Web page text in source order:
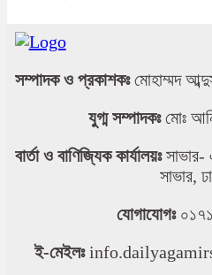
সম্পাদক ও প্রকাশকঃমোহাম্মদ
যুগ্ম সম্পাদকঃমোঃ
বার্তা ও বাণিজ্যিক কার্যালয়ঃ
সাভার,
যোগাযোগঃ
ই-মেইলঃ